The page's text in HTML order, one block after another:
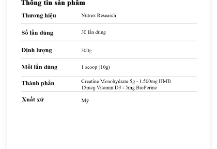
Creatine và HMB là hai thành phần đã được nghiên cứu lâm
mạnh hơn, nặng hơn và chống dị hóa cơ bắp hiệu quả.
Micronized Creatine Monohydrate kết hợp cùng 1,500mg HMB
— hai thành phần hoạt động theo cơ chế bổ sung hoàn toàn
cho nhau. Creatine tái tạo ATP để bạn tập nặng hơn, rep nhiều